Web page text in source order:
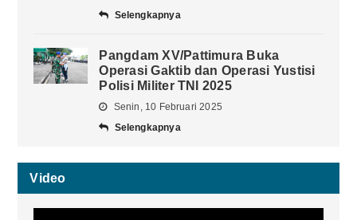
Selengkapnya
Pangdam XV/Pattimura Buka
Operasi Gaktib dan Operasi Yustisi
Polisi Militer TNI 2025
Senin, 10 Februari 2025
Selengkapnya
Video